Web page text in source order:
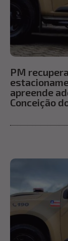
PM
apreende
Conceição